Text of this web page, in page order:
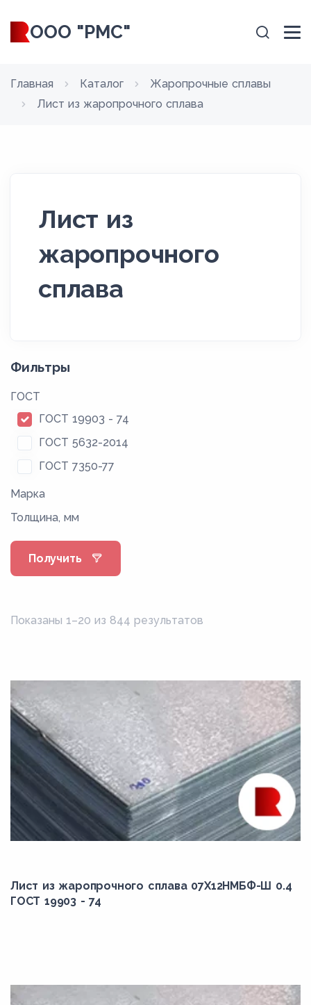
ООО "РМС"
Главная Каталог
Жаропрочные сплавы
Лист из жаропрочного сплава
Лист из
жаропрочного
сплава
Фильтры
ГОСТ
ГОСТ 19903 - 74
ГОСТ 5632-2014
ГОСТ 7350-77
Марка
Толщина, мм
Получить
Показаны 1–20 из 844 результатов
Лист из жаропрочного сплава 07Х12НМБФ-Ш 0.4
ГОСТ 19903 - 74